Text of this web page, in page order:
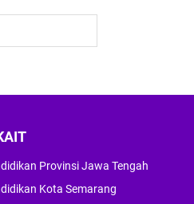
Provinsi Jawa Tengah
Kota Semarang